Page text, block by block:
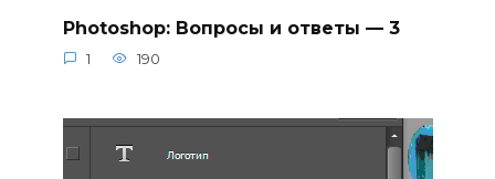
Photoshop: Вопросы и ответы — 3
1 190